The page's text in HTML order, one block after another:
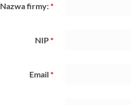
Nazwa firmy:*
NIP*
Email*